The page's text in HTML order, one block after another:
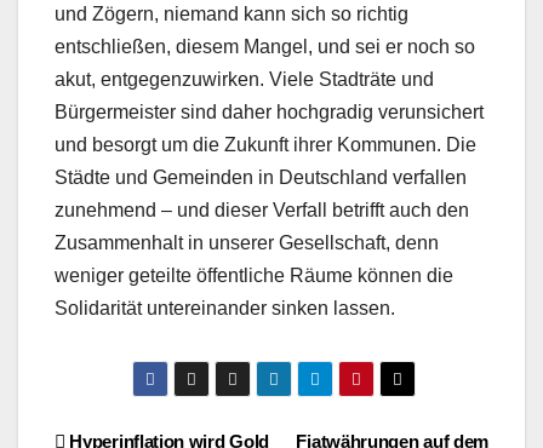
und Zögern, niemand kann sich so richtig
entschließen, diesem Mangel, und sei er noch so
akut, entgegenzuwirken. Viele Stadträte und
Bürgermeister sind daher hochgradig verunsichert
und besorgt um die Zukunft ihrer Kommunen. Die
Städte und Gemeinden in Deutschland verfallen
zunehmend – und dieser Verfall betrifft auch den
Zusammenhalt in unserer Gesellschaft, denn
weniger geteilte öffentliche Räume können die
Solidarität untereinander sinken lassen.
Fiatwährungen auf dem
Hyperinflation wird Gold